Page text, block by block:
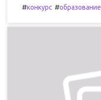
#конкурс #образование